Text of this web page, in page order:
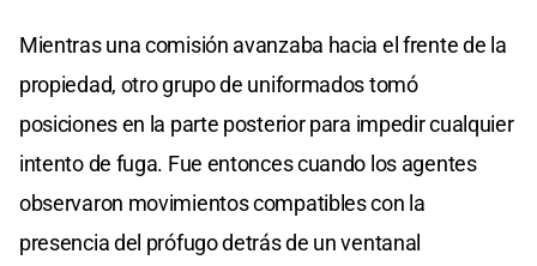
Mientras una comisión avanzaba hacia el frente de la
propiedad, otro grupo de uniformados tomó
posiciones en la parte posterior para impedir cualquier
intento de fuga. Fue entonces cuando los agentes
observaron movimientos compatibles con la
presencia del prófugo detrás de un ventanal